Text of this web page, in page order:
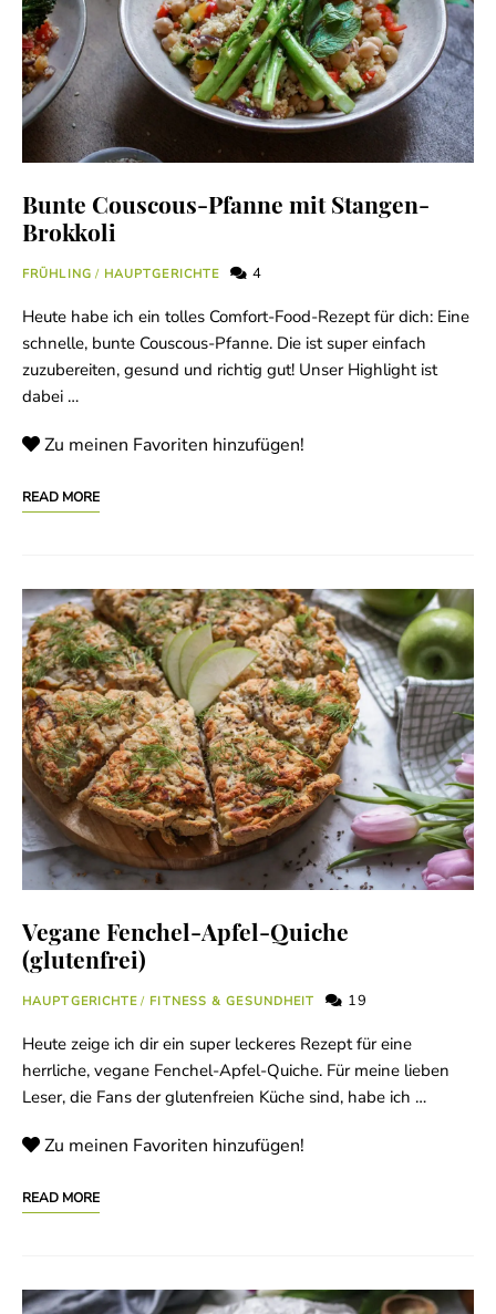
Bunte Couscous-Pfanne mit Stangen-
Brokkoli
FRÜHLING / HAUPTGERICHTE 4
Heute habe ich ein tolles Comfort-Food-Rezept für dich: Eine
schnelle, bunte Couscous-Pfanne. Die ist super einfach
zuzubereiten, gesund und richtig gut! Unser Highlight ist
dabei …
Zu meinen Favoriten hinzufügen!
READ MORE
Vegane Fenchel-Apfel-Quiche
(glutenfrei)
HAUPTGERICHTE / FITNESS & GESUNDHEIT 19
Heute zeige ich dir ein super leckeres Rezept für eine
herrliche, vegane Fenchel-Apfel-Quiche. Für meine lieben
Leser, die Fans der glutenfreien Küche sind, habe ich …
Zu meinen Favoriten hinzufügen!
READ MORE